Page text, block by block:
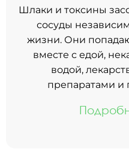
Шлаки и токсины
сосуды
жизни. Они
вместе с едой,
водой,
препаратами и